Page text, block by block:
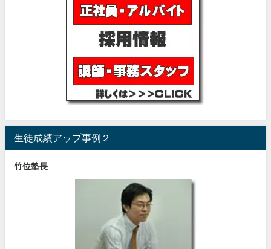
生徒成績アップ事例２
竹位塾長